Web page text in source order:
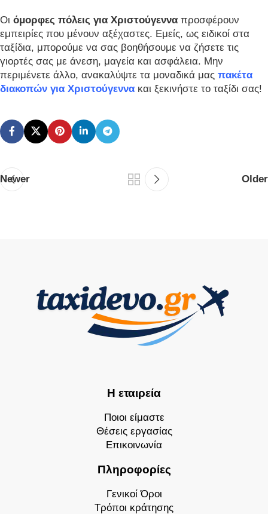
Οι όμορφες πόλεις για Χριστούγεννα προσφέρουν
εμπειρίες που μένουν αξέχαστες. Εμείς, ως ειδικοί στα
ταξίδια, μπορούμε να σας βοηθήσουμε να ζήσετε τις
γιορτές σας με άνεση, μαγεία και ασφάλεια. Μην
περιμένετε άλλο, ανακαλύψτε τα μοναδικά μας πακέτα
διακοπών για Χριστούγεννα και ξεκινήστε το ταξίδι σας!
Newer Older
Η εταιρεία
Ποιοι είμαστε
Θέσεις εργασίας
Επικοινωνία
Πληροφορίες
Γενικοί Όροι
Τρόποι κράτησης